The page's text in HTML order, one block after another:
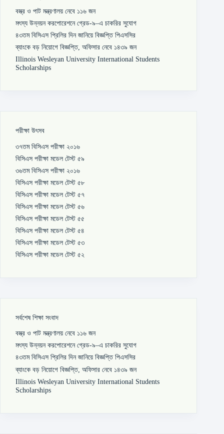
বস্ত্র ও পাট মন্ত্রণালয় নেবে ১১৬ জন
মৎস্য উন্নয়ন করপোরেশনে গ্রেড-৯–এ চাকরির সুযোগ
৪৩তম বিসিএস প্রিলির দিন জানিয়ে বিজ্ঞপ্তি পিএসসির
ব্যাংকে বড় নিয়োগে বিজ্ঞপ্তি, অফিসার নেবে ১৪৩৯ জন
Illinois Wesleyan University International Students
Scholarships
পরীক্ষা উৎসব
৩৭তম বিসিএস পরীক্ষা ২০১৬
বিসিএস পরীক্ষা মডেল টেস্ট ৫৯
৩৬তম বিসিএস পরীক্ষা ২০১৬
বিসিএস পরীক্ষা মডেল টেস্ট ৫৮
বিসিএস পরীক্ষা মডেল টেস্ট ৫৭
বিসিএস পরীক্ষা মডেল টেস্ট ৫৬
বিসিএস পরীক্ষা মডেল টেস্ট ৫৫
বিসিএস পরীক্ষা মডেল টেস্ট ৫৪
বিসিএস পরীক্ষা মডেল টেস্ট ৫৩
বিসিএস পরীক্ষা মডেল টেস্ট ৫২
সর্বশেষ শিক্ষা সংবাদ
বস্ত্র ও পাট মন্ত্রণালয় নেবে ১১৬ জন
মৎস্য উন্নয়ন করপোরেশনে গ্রেড-৯–এ চাকরির সুযোগ
৪৩তম বিসিএস প্রিলির দিন জানিয়ে বিজ্ঞপ্তি পিএসসির
ব্যাংকে বড় নিয়োগে বিজ্ঞপ্তি, অফিসার নেবে ১৪৩৯ জন
Illinois Wesleyan University International Students
Scholarships